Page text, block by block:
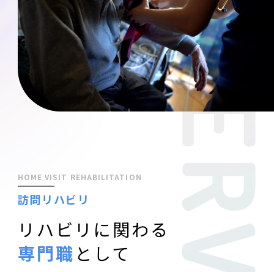
HOME VISIT REHABILITATION
訪問リハビリ
リハビリに関わる
専門職 として